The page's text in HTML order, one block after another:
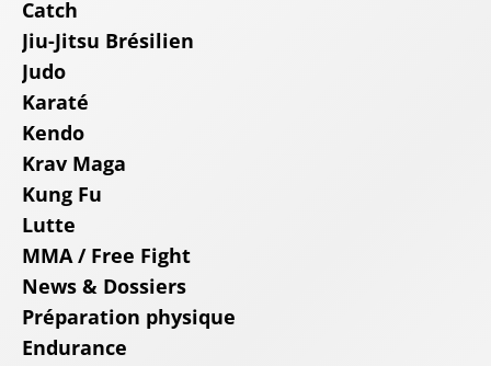
Catch
Jiu-Jitsu Brésilien
Judo
Karaté
Kendo
Krav Maga
Kung Fu
Lutte
MMA / Free Fight
News & Dossiers
Préparation physique
Endurance